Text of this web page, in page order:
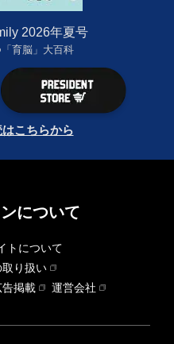
2026年夏号
育脳」大百科
こちらから
について
トについて
り扱い
告掲載
運営会社